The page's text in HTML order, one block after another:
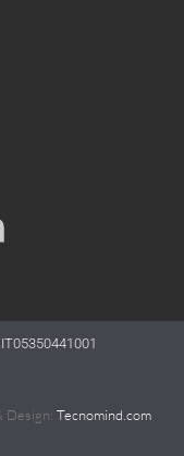
Design: Tecnomind.com